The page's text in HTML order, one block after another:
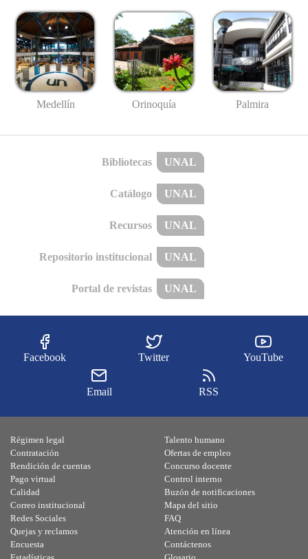
Medellín Orinoquía Palmira
Bibliotecas UNAL
Catálogo UNAL
Recursos UNAL
Repositorio institucional UNAL
Portal de revistas UNAL
Facebook Twitter YouTube
Email RSS
Régimen legal
Contratación
Rendición de cuentas
Pago virtual
Calidad
Talento humano
Ofertas de empleo
Concurso docente
Control interno
Buzón de notificaciones
Correo institucional
Redes Sociales
Quejas y reclamos
Encuesta
Mapa del sitio
FAQ
Atención en línea
Contáctenos